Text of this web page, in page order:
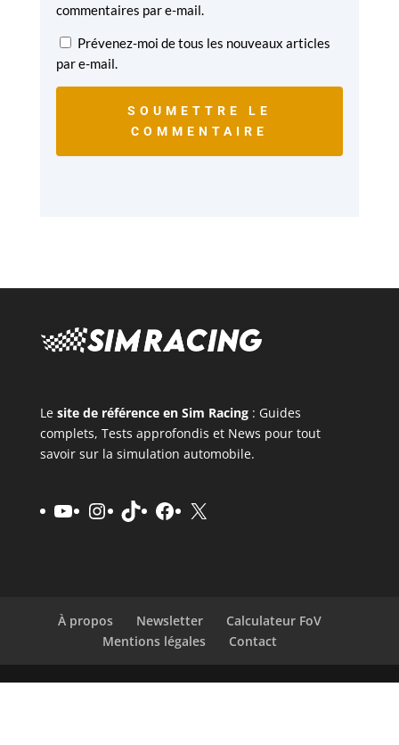
commentaires par e-mail.
Prévenez-moi de tous les nouveaux articles
par e-mail.
SOUMETTRE LE
COMMENTAIRE
Le site de référence en Sim Racing: Guides
complets, Tests approfondis et News pour tout
savoir sur la simulation automobile.
YouTube
Instagram
TikTokFacebook
X
À propos Newsletter
Calculateur FoV
Mentions légales
Contact